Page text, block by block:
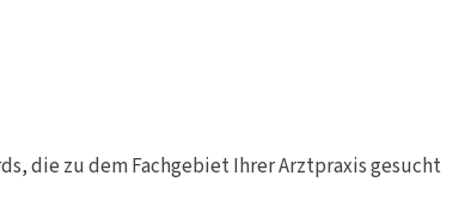
die zu dem Fachgebiet Ihrer Arztpraxis gesucht